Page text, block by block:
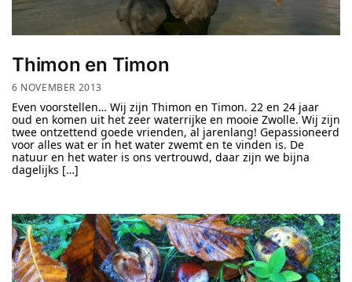
Thimon en Timon
6 NOVEMBER 2013
Even voorstellen… Wij zijn Thimon en Timon. 22 en 24 jaar
oud en komen uit het zeer waterrijke en mooie Zwolle. Wij zijn
twee ontzettend goede vrienden, al jarenlang! Gepassioneerd
voor alles wat er in het water zwemt en te vinden is. De
natuur en het water is ons vertrouwd, daar zijn we bijna
dagelijks […]